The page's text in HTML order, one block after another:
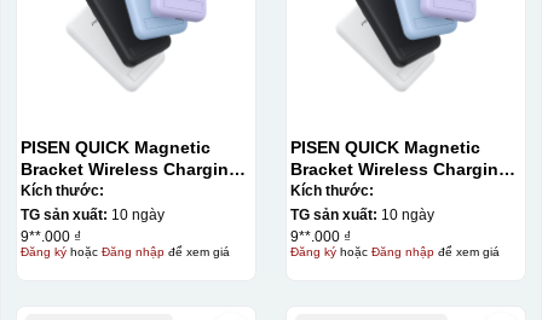
PISEN QUICK Magnetic
Bracket Wireless Charging
Power Bank PD296C-1
10000 (20W) (LS-
DY240/Purple) Carton – CN
Kích thước:
TG sản xuất: 10 ngày
9**.000 ₫
Đăng kýhoặc Đăng nhậpđể xem giá
PISEN QUICK Magnetic
Bracket Wireless Charging
Power Bank PD296C-1
10000 (20W) (LS-
DY240/Purple) Carton – CN
Kích thước:
TG sản xuất: 10 ngày
9**.000 ₫
Đăng kýhoặc Đăng nhậpđể xem giá